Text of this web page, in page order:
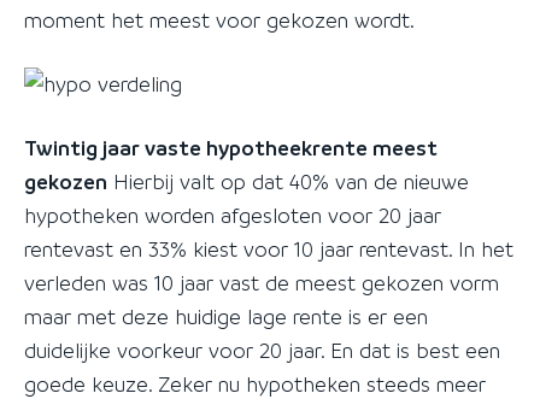
moment het meest voor gekozen wordt.
Twintig jaar vaste hypotheekrente meest
gekozen Hierbij valt op dat 40% van de nieuwe
hypotheken worden afgesloten voor 20 jaar
rentevast en 33% kiest voor 10 jaar rentevast. In het
verleden was 10 jaar vast de meest gekozen vorm
maar met deze huidige lage rente is er een
duidelijke voorkeur voor 20 jaar. En dat is best een
goede keuze. Zeker nu hypotheken steeds meer